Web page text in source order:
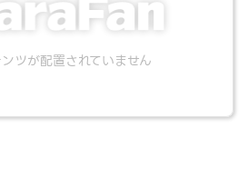
ツが配置されていません